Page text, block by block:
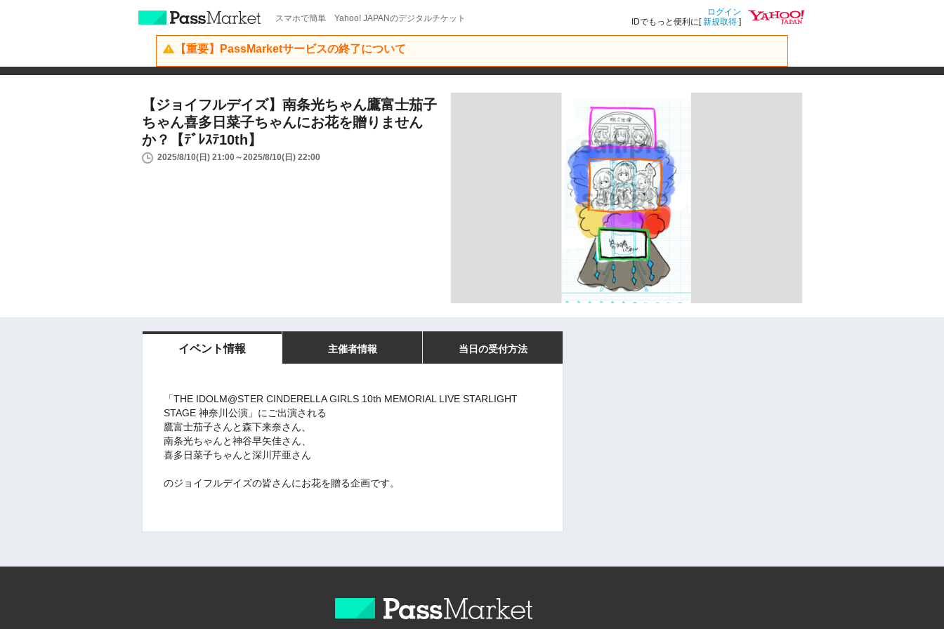
スマホで簡単 Yahoo! JAPANのデジタルチケット
ログイン
IDでもっと便利に[新規取得 ]
【重要】PassMarketサービスの終了について
【ジョイフルデイズ】南条光ちゃん鷹富士茄子
ちゃん喜多日菜子ちゃんにお花を贈りません
か？【ﾃﾞﾚｽﾃ10th】
2025/8/10(日) 21:00～2025/8/10(日) 22:00
イベント情報 主催者情報 当日の受付方法
「THE IDOLM@STER CINDERELLA GIRLS 10th MEMORIAL LIVE STARLIGHT
STAGE 神奈川公演」にご出演される
鷹富士茄子さんと森下来奈さん、
南条光ちゃんと神谷早矢佳さん、
喜多日菜子ちゃんと深川芹亜さん
のジョイフルデイズの皆さんにお花を贈る企画です。